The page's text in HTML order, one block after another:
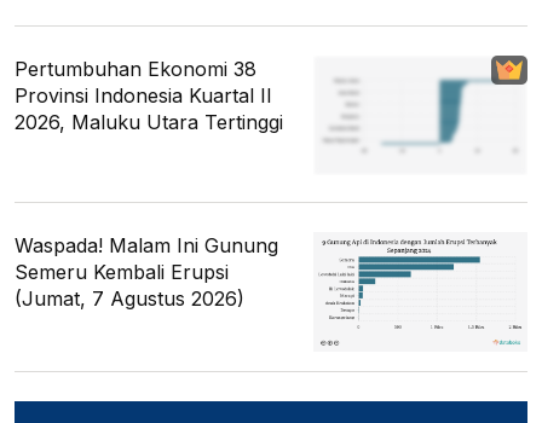
Pertumbuhan Ekonomi 38
Provinsi Indonesia Kuartal II
2026, Maluku Utara Tertinggi
Waspada! Malam Ini Gunung
Semeru Kembali Erupsi
(Jumat, 7 Agustus 2026)